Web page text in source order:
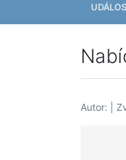
Autor: |